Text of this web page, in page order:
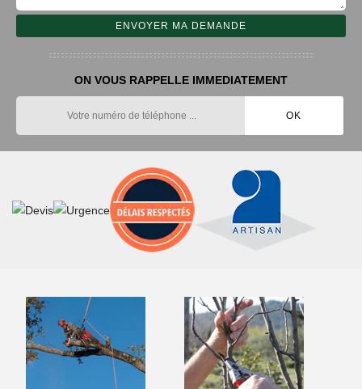
ON VOUS RAPPELLE IMMEDIATEMENT